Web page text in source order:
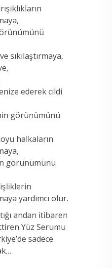
sıkılaştırmaya,
ederek cildi
görünümünü
halkaların
görünümünü
yardımcı olur.
andan itibaren
Yüz Serumu
sadece